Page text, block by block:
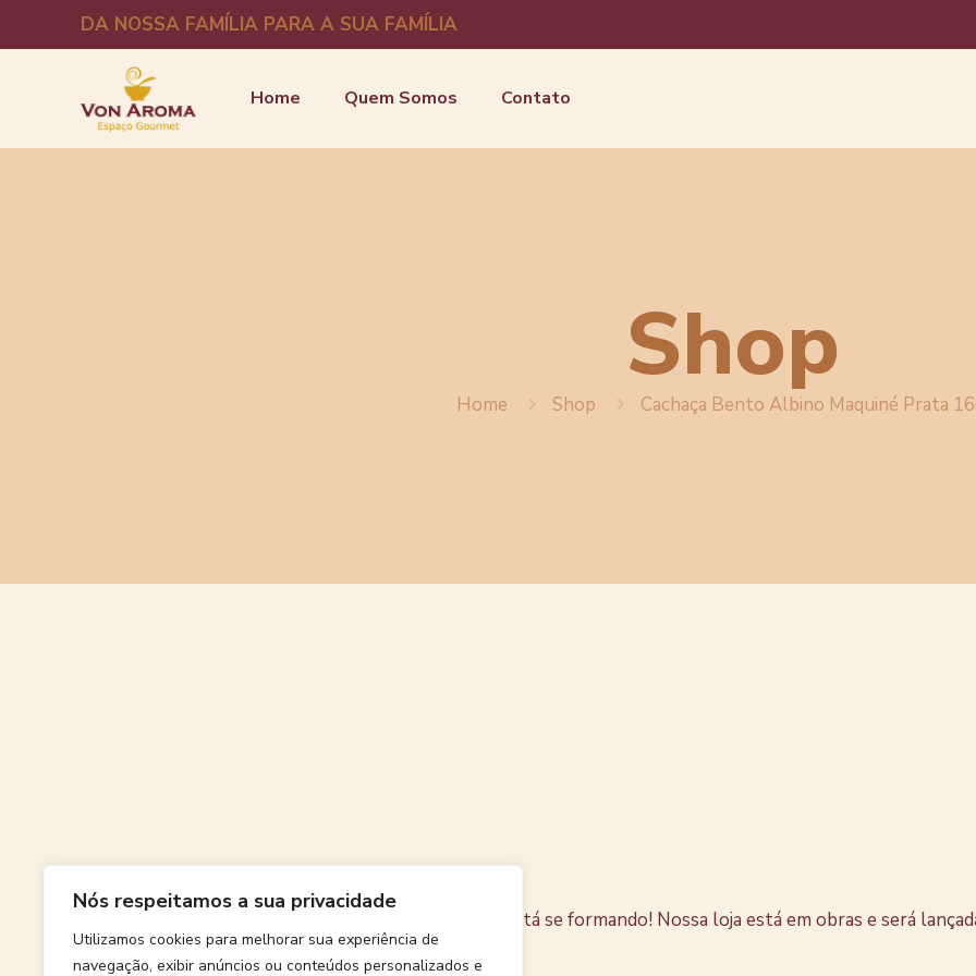
Nós respeitamos a sua privacidade
Utilizamos cookies para melhorar sua experiência de
navegação, exibir anúncios ou conteúdos personalizados e
DA NOSSA FAMÍLIA PARA A SUA FAMÍLIA
Home Quem Somos Contato
Shop
Home Shop Cachaça Bento Albino Maquiné Prata
Algo grande está se formando! Nossa loja está em obras e será